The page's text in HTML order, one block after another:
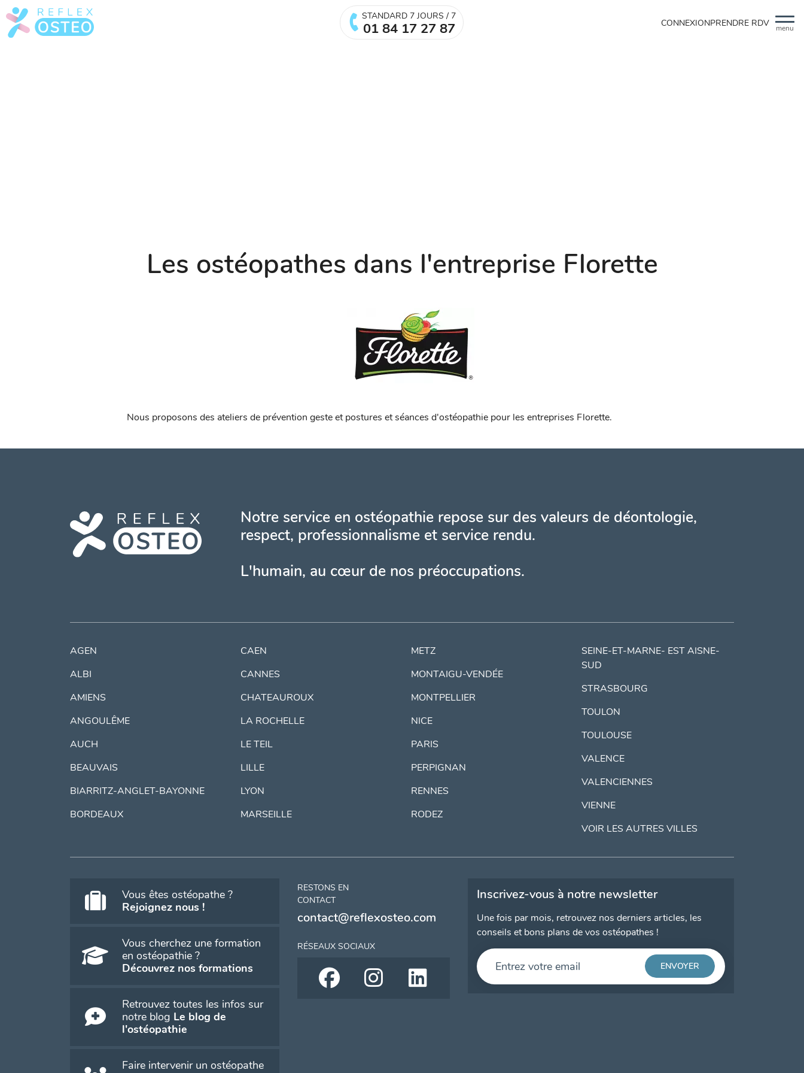
menu
STANDARD 7 JOURS / 7
01 84 17 27 87 CONNEXIONPRENDRE RDV
Les ostéopathes dans l'entreprise Florette
Nous proposons des ateliers de prévention geste et postures et séances d'ostéopathie pour les entreprises Florette.
Notre service en ostéopathie repose sur des valeurs de déontologie,
respect, professionnalisme et service rendu.
L'humain, au cœur de nos préoccupations.
AGEN
ALBI
AMIENS
ANGOULÊME
AUCH
BEAUVAIS
BIARRITZ-ANGLET-BAYONNE
BORDEAUX
CAEN
CANNES
CHATEAUROUX
LA ROCHELLE
LE TEIL
LILLE
LYON
MARSEILLE
METZ
MONTAIGU-VENDÉE
MONTPELLIER
NICE
PARIS
PERPIGNAN
RENNES
RODEZ
SEINE-ET-MARNE- EST AISNE-
SUD
STRASBOURG
TOULON
TOULOUSE
VALENCE
VALENCIENNES
VIENNE
VOIR LES AUTRES VILLES
Vous êtes ostéopathe ?
Rejoignez nous !
Vous cherchez une formation
en ostéopathie ?
Découvrez nos formations
Retrouvez toutes les infos sur
notre blog Le blog de
l'ostéopathie
Faire intervenir un ostéopathe
RESTONS EN
CONTACT
contact@reflexosteo.com
RÉSEAUX SOCIAUX
Inscrivez-vous à notre newsletter
Une fois par mois, retrouvez nos derniers articles, les
conseils et bons plans de vos ostéopathes !